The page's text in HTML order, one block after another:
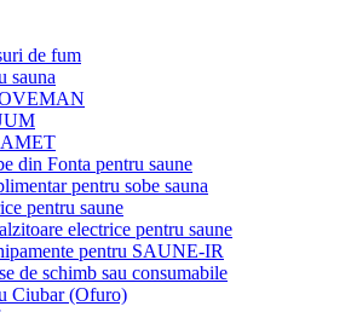
de fum
sauna
din Fonta pentru saune
pentru sobe sauna
pentru saune
electrice pentru saune
pentru SAUNE-IR
de schimb sau consumabile
Ciubar (Ofuro)